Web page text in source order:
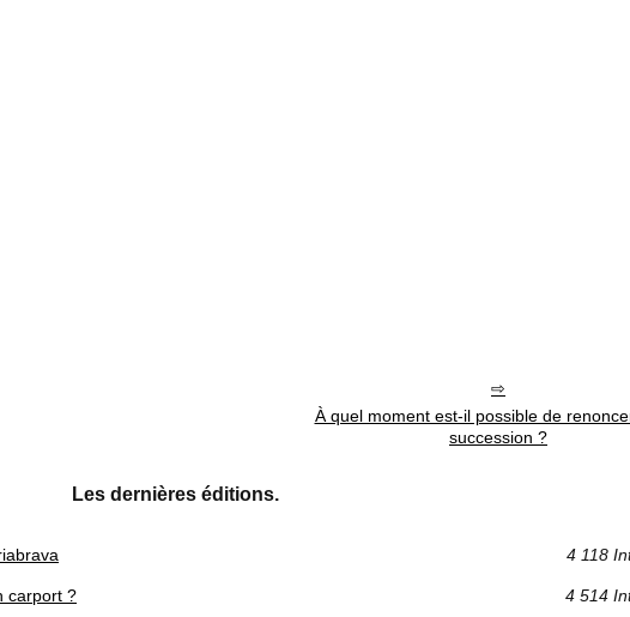
À quel moment est-il possible de
succession ?
Les dernières éditions.
4 118
carport ? 4 514